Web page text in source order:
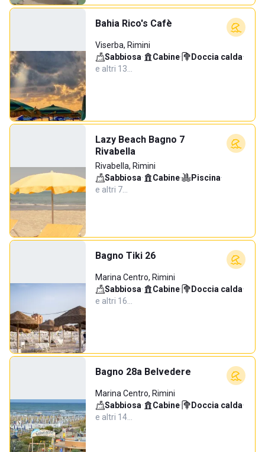
Bahia Rico's Cafè
Viserba, Rimini
Sabbiosa· Cabine· Doccia calda·
e altri 13…
Lazy Beach Bagno 7
Rivabella
Rivabella, Rimini
Sabbiosa· Cabine· Piscina·
e altri 7…
Bagno Tiki 26
Marina Centro, Rimini
Sabbiosa· Cabine· Doccia calda·
e altri 16…
Bagno 28a Belvedere
Marina Centro, Rimini
Sabbiosa· Cabine· Doccia calda·
e altri 14…